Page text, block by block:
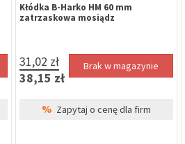
Kłódka B-Harko HM 60 mm
zatrzaskowa mosiądz
31,02 zł
38,15 zł
Brak w magazynie
% Zapytaj o cenę dla firm